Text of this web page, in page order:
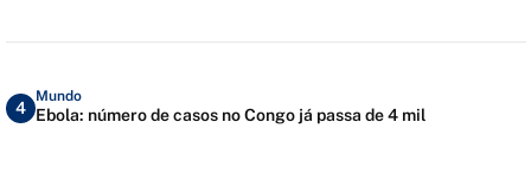
4
Mundo
Ebola: número de casos no Congo já passa de 4 mil